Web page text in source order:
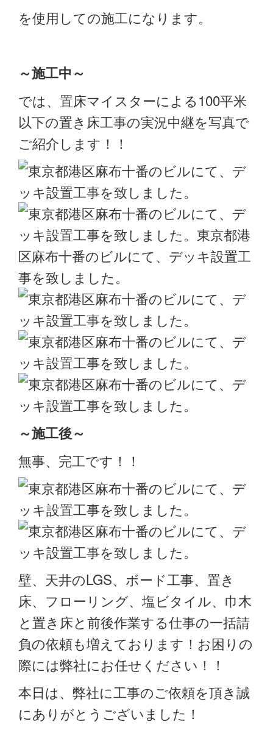
を使用しての施工になります。
～施工中～
では、置床マイスターによる100平米
以下の置き床工事の実況中継を写真で
ご紹介します！！
～施工後～
無事、完工です！！
壁、天井のLGS、ボード工事、置き
床、フローリング、塩ビタイル、巾木
と置き床と前後作業する仕事の一括請
負の依頼も増えております！お困りの
際には弊社にお任せください！！
本日は、弊社に工事のご依頼を頂き誠
にありがとうございました！